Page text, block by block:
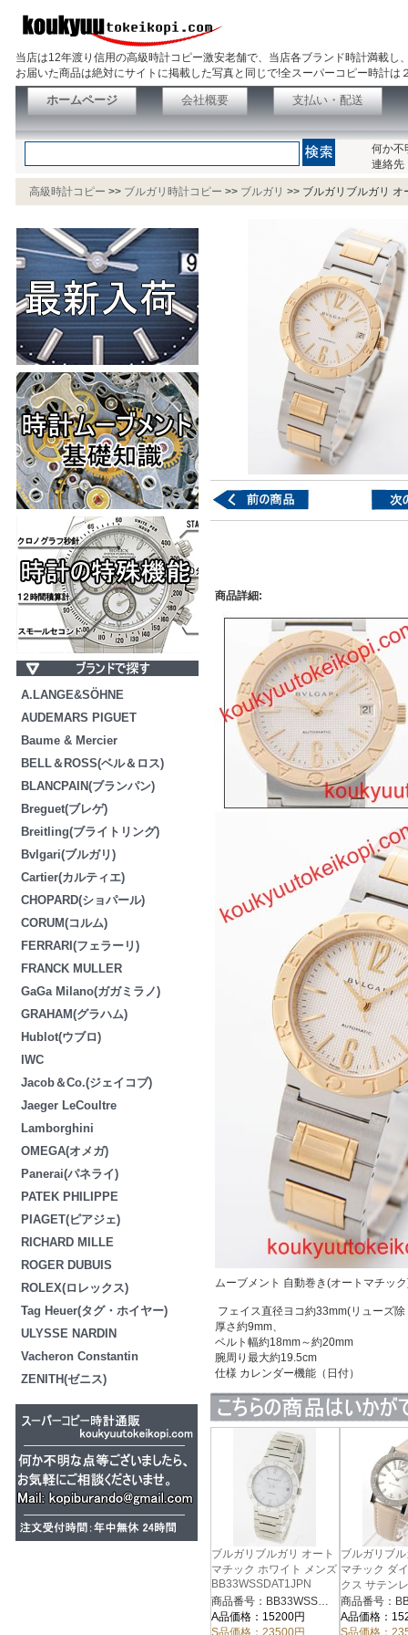
当店は12年渡り信用の高級時計コピー激安老舗で、当店各ブランド時計満載
お届いた商品は絶対にサイトに掲載した写真と同じで!全スーパーコピー時計
ホームページ 会社概要 支払い・配送
何か不
連絡
高級時計コピー >> ブルガリ時計コピー >> ブルガリ >> ブルガリブルガリ
A.LANGE&SÖHNE
AUDEMARS PIGUET
Baume & Mercier
BELL＆ROSS(ベル＆ロス)
BLANCPAIN(ブランパン)
Breguet(ブレゲ)
Breitling(ブライトリング)
Bvlgari(ブルガリ)
Cartier(カルティエ)
CHOPARD(ショパール)
CORUM(コルム)
FERRARI(フェラーリ)
FRANCK MULLER
GaGa Milano(ガガミラノ)
GRAHAM(グラハム)
Hublot(ウブロ)
IWC
Jacob＆Co.(ジェイコブ)
Jaeger LeCoultre
Lamborghini
OMEGA(オメガ)
Panerai(パネライ)
PATEK PHILIPPE
PIAGET(ピアジェ)
RICHARD MILLE
ROGER DUBUIS
ROLEX(ロレックス)
Tag Heuer(タグ・ホイヤー)
ULYSSE NARDIN
Vacheron Constantin
ZENITH(ゼニス)
商品詳細:
ムーブメント 自動巻き(オートマチッ
フェイス直径ヨコ約33mm(リューズ除
厚さ約9mm、
ベルト幅約18mm～約20mm
腕周り最大約19.5cm
仕様 カレンダー機能（日付）
ブルガリブルガリ オート
マチック ホワイト メンズ
BB33WSSDAT1JPN
商品番号：BB33WSSDAT1JPN
A品価格：15200円
ブルガリブ
マチック ダ
クス サテン
リー/ホワイ
BB33WSL/D
商品番号：
A品価格：